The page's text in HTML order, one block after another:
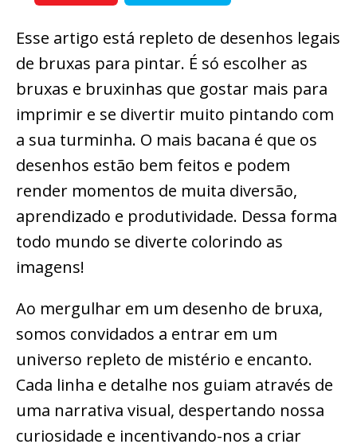
Esse artigo está repleto de desenhos legais
de bruxas para pintar. É só escolher as
bruxas e bruxinhas que gostar mais para
imprimir e se divertir muito pintando com
a sua turminha. O mais bacana é que os
desenhos estão bem feitos e podem
render momentos de muita diversão,
aprendizado e produtividade. Dessa forma
todo mundo se diverte colorindo as
imagens!
Ao mergulhar em um desenho de bruxa,
somos convidados a entrar em um
universo repleto de mistério e encanto.
Cada linha e detalhe nos guiam através de
uma narrativa visual, despertando nossa
curiosidade e incentivando-nos a criar